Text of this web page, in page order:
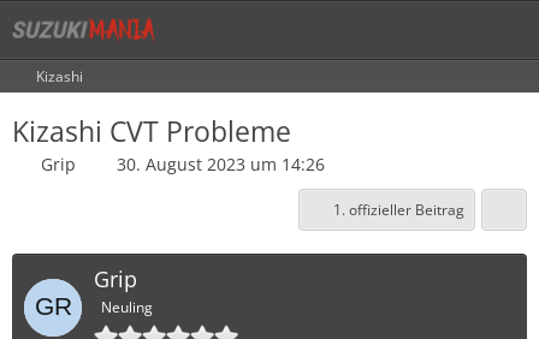
Kizashi
Kizashi CVT Probleme
Grip 30. August 2023 um 14:26
1. offizieller Beitrag
Grip
Neuling